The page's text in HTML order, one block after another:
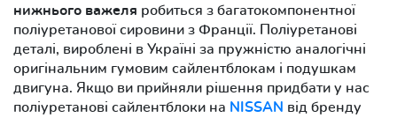
нижнього важеля робиться з багатокомпонентної
поліуретанової сировини з Франції. Поліуретанові
деталі, вироблені в Україні за пружністю аналогічні
оригінальним гумовим сайлентблокам і подушкам
двигуна. Якщо ви прийняли рішення придбати у нас
поліуретанові сайлентблоки на NISSAN від бренду